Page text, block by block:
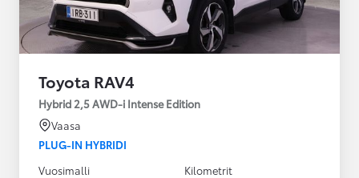
Toyota RAV4
Hybrid 2,5 AWD-i Intense Edition
Vaasa
PLUG-IN HYBRIDI
Vuosimalli
Kilometrit